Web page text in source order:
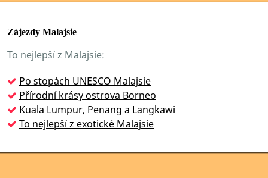
Zájezdy Malajsie
To nejlepší z Malajsie:
Po stopách UNESCO Malajsie
Přírodní krásy ostrova Borneo
Kuala Lumpur, Penang a Langkawi
To nejlepší z exotické Malajsie